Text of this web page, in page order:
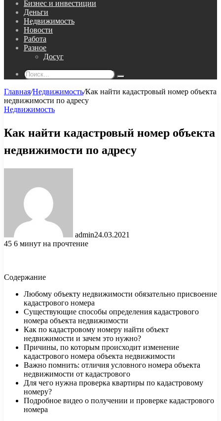
Бизнес и инвестиции
Деньги
Недвижимость
Новости
Работа
Разное
Досуг
Поиск...
Главная/Недвижимость/Как найти кадастровый номер объекта
недвижимости по адресу
Недвижимость
Как найти кадастровый номер объекта
недвижимости по адресу
admin24.03.2021
45 6 минут на прочтение
Содержание
Любому объекту недвижимости обязательно присвоение
кадастрового номера
Существующие способы определения кадастрового
номера объекта недвижимости
Как по кадастровому номеру найти объект
недвижимости и зачем это нужно?
Причины, по которым происходит изменение
кадастрового номера объекта недвижимости
Важно помнить: отличия условного номера объекта
недвижимости от кадастрового
Для чего нужна проверка квартиры по кадастровому
номеру?
Подробное видео о получении и проверке кадастрового
номера